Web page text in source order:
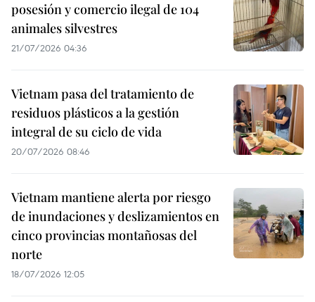
posesión y comercio ilegal de 104
animales silvestres
21/07/2026 04:36
Vietnam pasa del tratamiento de
residuos plásticos a la gestión
integral de su ciclo de vida
20/07/2026 08:46
Vietnam mantiene alerta por riesgo
de inundaciones y deslizamientos en
cinco provincias montañosas del
norte
18/07/2026 12:05